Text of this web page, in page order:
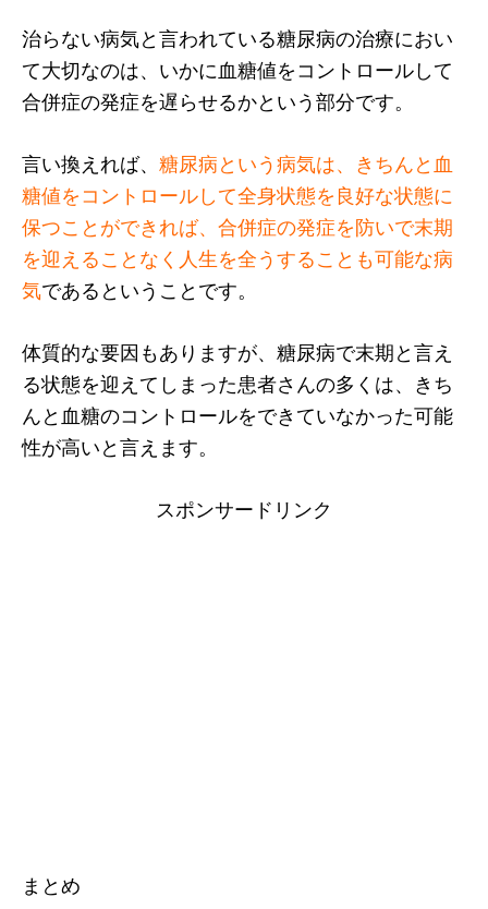
治らない病気と言われている糖尿病の治療におい
て大切なのは、いかに血糖値をコントロールして
合併症の発症を遅らせるかという部分です。
言い換えれば、 糖尿病という病気は、きちんと血
糖値をコントロールして全身状態を良好な状態に
保つことができれば、合併症の発症を防いで末期
を迎えることなく人生を全うすることも可能な病
気であるということです。
体質的な要因もありますが、糖尿病で末期と言え
る状態を迎えてしまった患者さんの多くは、きち
んと血糖のコントロールをできていなかった可能
性が高いと言えます。
スポンサードリンク
まとめ